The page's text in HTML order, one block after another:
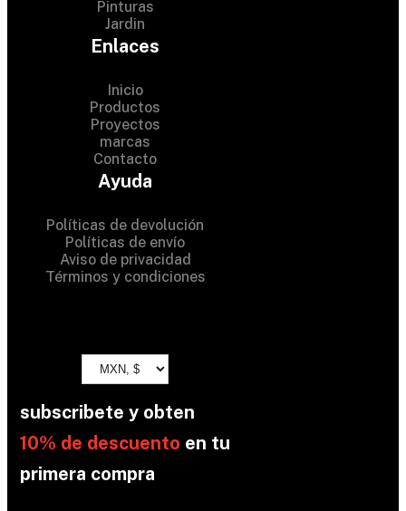
Pinturas
Jardin
Enlaces
Inicio
Productos
Proyectos
marcas
Contacto
Ayuda
Políticas de devolución
Políticas de envío
Aviso de privacidad
Términos y condiciones
subscribete y obten
10% de descuento en tu
primera compra